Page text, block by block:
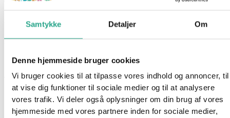
Samtykke Detaljer Om
Denne hjemmeside bruger cookies
Vi bruger cookies til at tilpasse vores indhold og annoncer, til
at vise dig funktioner til sociale medier og til at analysere
vores trafik. Vi deler også oplysninger om din brug af vores
hjemmeside med vores partnere inden for sociale medier,
Spiderman Kostume
399,95kr.
Ikke på lager
Varenummer94698 Kategorier Legetøj, Udklædning
Beskrivelse
Spørg om produktet